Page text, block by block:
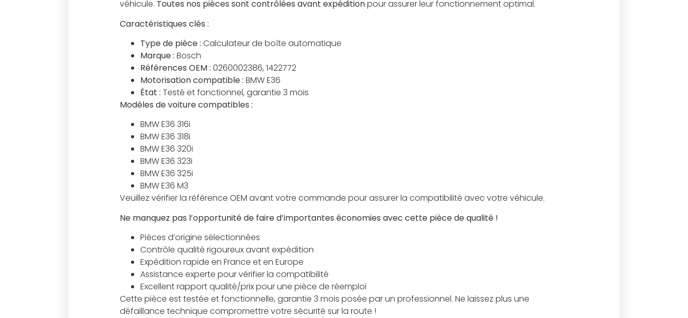
véhicule. Toutes nos pièces sont contrôlées avant expéditionpour assurer leur fonctionnement optimal.
Caractéristiques clés :
Type de pièce : Calculateur de boîte automatique
Marque : Bosch
Références OEM : 0260002386, 1422772
Motorisation compatible : BMW E36
État : Testé et fonctionnel, garantie 3 mois
Modèles de voiture compatibles :
BMW E36 316i
BMW E36 318i
BMW E36 320i
BMW E36 323i
BMW E36 325i
BMW E36 M3
Veuillez vérifier la référence OEM avant votre commande pour assurer la compatibilité avec votre véhicule.
Ne manquez pas l’opportunité de faire d’importantes économies avec cette pièce de qualité !
Pièces d’origine sélectionnées
Contrôle qualité rigoureux avant expédition
Expédition rapide en France et en Europe
Assistance experte pour vérifier la compatibilité
Excellent rapport qualité/prix pour une pièce de réemploi
Cette pièce est testée et fonctionnelle, garantie 3 mois posée par un professionnel. Ne laissez plus une
défaillance technique compromettre votre sécurité sur la route !